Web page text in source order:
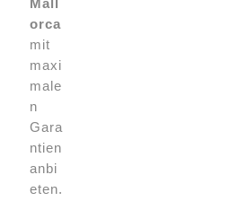
Mall
orca
mit
maxi
male
n
Gara
ntien
anbi
eten.